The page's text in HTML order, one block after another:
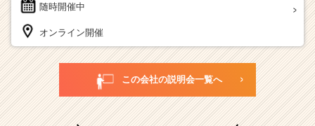
随時開催中
オンライン開催
この会社の説明会一覧へ